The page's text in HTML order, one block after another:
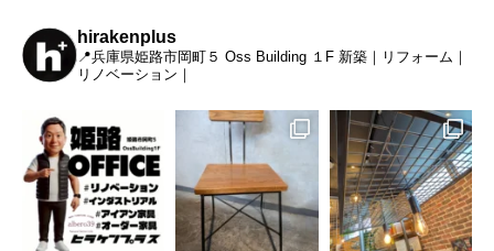
hirakenplus
📍兵庫県姫路市岡町５ Oss Building １F 新築｜リフォーム｜
リノベーション｜